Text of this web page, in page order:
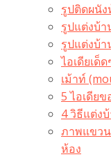
รูปติดผนั
รูปแต่งบ้า
รูปแต่งบ้
ไอเดียเด็
เม้าท์
5 ไอเดีย
4 วิธีแต่ง
ภาพแขว
ห้อง